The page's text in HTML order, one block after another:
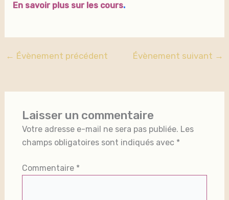
En savoir plus sur les cours.
← Évènement précédent Évènement suivant →
Laisser un commentaire
Votre adresse e-mail ne sera pas publiée. Les
champs obligatoires sont indiqués avec *
Commentaire *